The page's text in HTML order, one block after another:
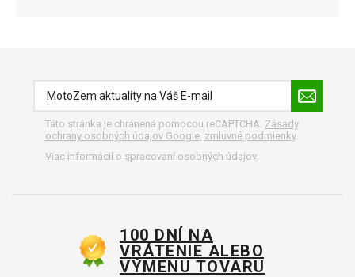
Táto stránka je chránená pomocou reCAPTCHA. Zásady
ochrany osobných údajov Google, zmluvné podmienky.
Viac informácií o spracovaní osobných údajov.
100 DNÍ NA
VRÁTENIE ALEBO
VÝMENU TOVARU